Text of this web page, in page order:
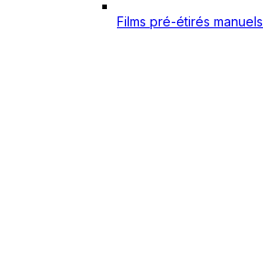
Films pré-étirés manuels